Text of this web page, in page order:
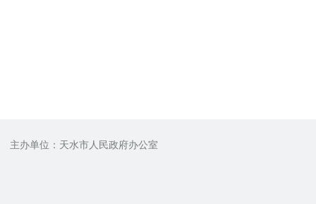
主办单位：天水市人民政府办公室